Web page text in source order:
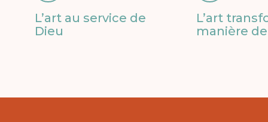
L’art au service de
Dieu
L’art
manière